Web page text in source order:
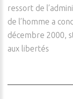
ressort de
de l’homme a
décembre 2000,
aux libertés